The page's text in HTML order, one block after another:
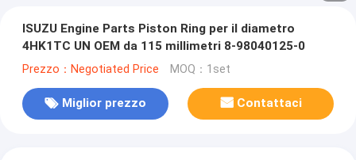
ISUZU Engine Parts Piston Ring per il diametro
4HK1TC UN OEM da 115 millimetri 8-98040125-0
Prezzo：Negotiated Price MOQ：1set
Miglior prezzo Contattaci